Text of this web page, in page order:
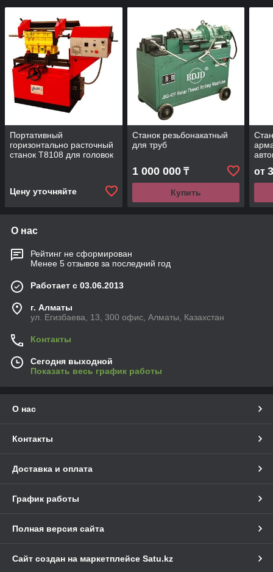
Портативный
горизонтально расточный
станок T8108 для головок
Цену уточняйте
Станок резьбонакатный
для труб
1 000 000₸
Купить
от
О нас
Рейтинг не сформирован
Менее 5 отзывов за последний год
Работает с 03.06.2013
г. Алматы
ул. Егизбаева, 13, 300 офис, Алматы, Казахстан
Контакты
Сегодня выходной
Показать весь график работы
О нас
Контакты
Доставка и оплата
График работы
Полная версия сайта
Сайт создан на маркетплейсе Satu.kz